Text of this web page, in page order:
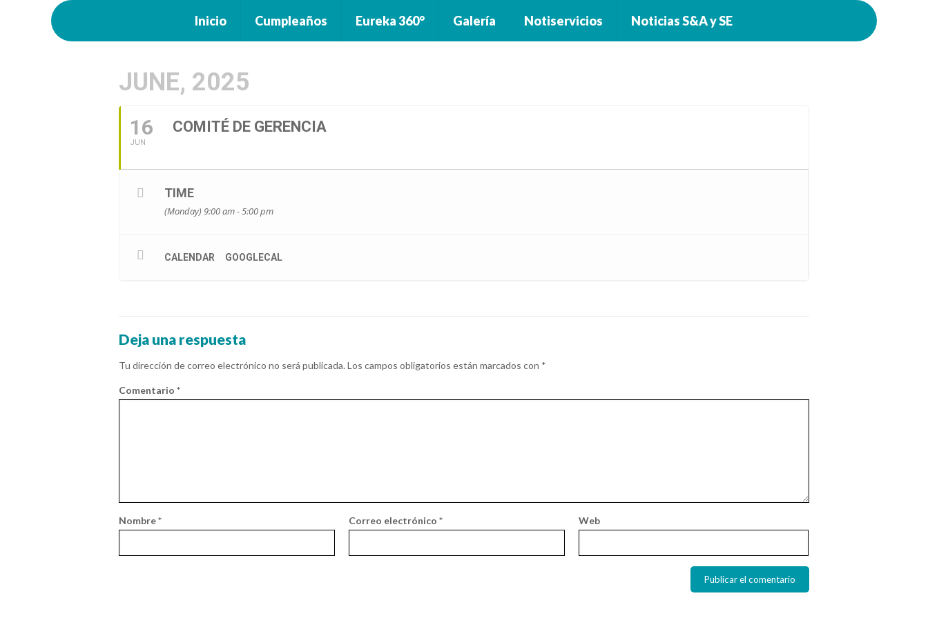
Inicio Cumpleaños Eureka 360° Galería Notiservicios Noticias S&A y SE
JUNE, 2025
16
JUN
COMITÉ DE GERENCIA
TIME
(Monday) 9:00 am - 5:00 pm
CALENDAR GOOGLECAL
Deja una respuesta
Tu dirección de correo electrónico no será publicada. Los campos obligatorios están marcados con *
Comentario *
Nombre* Correo electrónico * Web